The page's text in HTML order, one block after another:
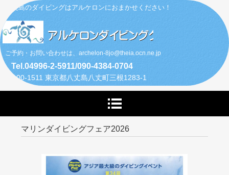
八丈島のダイビングはアルケロンにおまかせください！
ご予約・お問い合わせは、archelon-8jo@theia.ocn.ne.jp
Tel.04996-2-5911/090-4384-0704
〒100-1511 東京都八丈島八丈町三根1283-1
マリンダイビングフェア2026